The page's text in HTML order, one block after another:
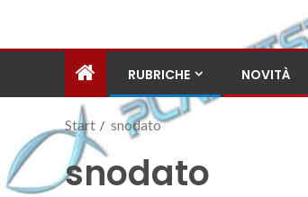
RUBRICHE NOVITÀ
Start snodato
snodato